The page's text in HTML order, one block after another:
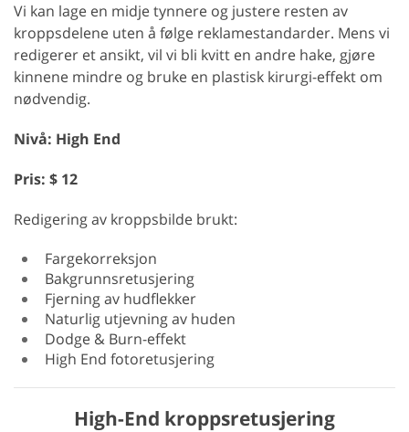
Vi kan lage en midje tynnere og justere resten av
kroppsdelene uten å følge reklamestandarder. Mens vi
redigerer et ansikt, vil vi bli kvitt en andre hake, gjøre
kinnene mindre og bruke en plastisk kirurgi-effekt om
nødvendig.
Nivå: High End
Pris: $ 12
Redigering av kroppsbilde brukt:
Fargekorreksjon
Bakgrunnsretusjering
Fjerning av hudflekker
Naturlig utjevning av huden
Dodge & Burn-effekt
High End fotoretusjering
High-End kroppsretusjering